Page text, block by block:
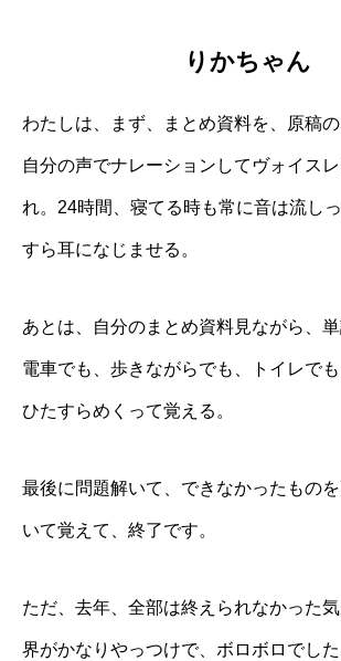
りかちゃん
わたしは、まず、まとめ資料を、原稿の
自分の声でナレーションしてヴォイス
れ。24時間、寝てる時も常に音は流し
すら耳になじませる。
あとは、自分のまとめ資料見ながら、単
電車でも、歩きながらでも、トイレでも
ひたすらめくって覚える。
最後に問題解いて、できなかったもの
いて覚えて、終了です。
ただ、去年、全部は終えられなかった
界がかなりやっつけで、ボロボロでし